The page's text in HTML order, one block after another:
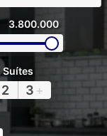
3.800.000
Suítes
2 3 +